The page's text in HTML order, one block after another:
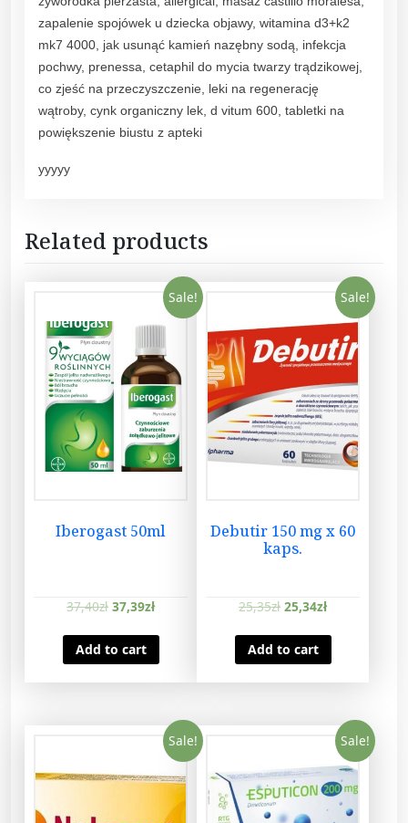
zapalenie spojówek u dziecka objawy, witamina d3+k2
mk7 4000, jak usunąć kamień nazębny sodą, infekcja
pochwy, prenessa, cetaphil do mycia twarzy trądzikowej,
co zjeść na przeczyszczenie, leki na regenerację
wątroby, cynk organiczny lek, d vitum 600, tabletki na
powiększenie biustu z apteki
yyyyy
Related products
Sale!
Iberogast 50ml
37,40zł 37,39zł
Add to cart
Sale!
Debutir 150 mg x 60
kaps.
25,35zł 25,34zł
Add to cart
Sale! Sale!